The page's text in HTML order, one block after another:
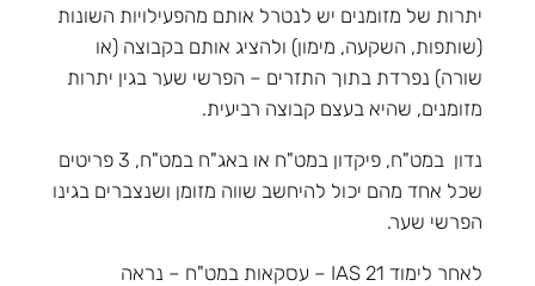
יתרות של מזומנים יש לנטרל אותם מהפעילויות השונות
(שותפות, השקעה, מימון) ולהציג אותם בקבוצה (או
שורה) נפרדת בתוך התזרים – הפרשי שער בגין יתרות
מזומנים, שהיא בעצם קבוצה רביעית.
נדון במט"ח, פיקדון במט"ח או באג"ח במט"ח, 3 פריטים
שכל אחד מהם יכול להיחשב שווה מזומן ושנצברים בגינו
הפרשי שער.
לאחר לימוד IAS 21 – עסקאות במט"ח – נראה